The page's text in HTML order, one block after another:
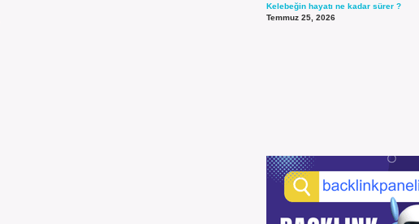
Kelebeğin hayatı ne kadar sürer ?
Temmuz 25, 2026